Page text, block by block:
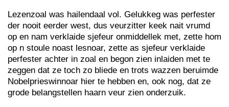
Lezenzoal was hailendaal vol. Gelukkeg was perfester
der nooit eerder west, dus veurzitter keek nait vrumd
op en nam verklaide sjefeur onmiddellek met, zette hom
op n stoule noast lesnoar, zette as sjefeur verklaide
perfester achter in zoal en begon zien inlaiden met te
zeggen dat ze toch zo bliede en trots wazzen beruimde
Nobelprieswinnoar hier te hebben en, ook nog, dat ze
grode belangstellen haarn veur zien onderzuik.